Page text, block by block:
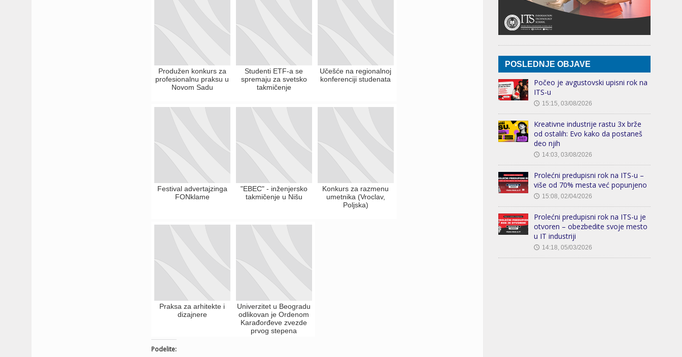
Produžen konkurs za
profesionalnu praksu u
Novom Sadu
Studenti ETF-a se
spremaju za svetsko
takmičenje
Učešće na regionalnoj
konferenciji studenata
Festival advertajzinga
FONklame
"EBEC" - inženjersko
takmičenje u Nišu
Konkurs za razmenu
umetnika (Vroclav,
Poljska)
Praksa za arhitekte i
dizajnere
Univerzitet u Beogradu
odlikovan je Ordenom
Karađorđeve zvezde
prvog stepena
Podelite:
POSLEDNJE OBJAVE
Počeo je avgustovski upisni rok na
ITS-u
🕔 15:15, 03/08/2026
Kreativne industrije rastu 3x brže
od ostalih: Evo kako da postaneš
deo njih
🕔 14:03, 03/08/2026
Prolećni predupisni rok na ITS-u –
više od 70% mesta već popunjeno
🕔 15:08, 02/04/2026
Prolećni predupisni rok na ITS-u je
otvoren – obezbedite svoje mesto
u IT industriji
🕔 14:18, 05/03/2026